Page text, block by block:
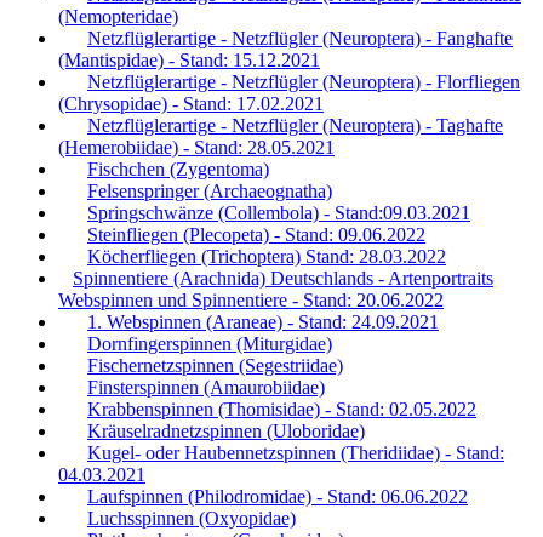
(Nemopteridae)
Netzflüglerartige - Netzflügler (Neuroptera) - Fanghafte
(Mantispidae) - Stand: 15.12.2021
Netzflüglerartige - Netzflügler (Neuroptera) - Florfliegen
(Chrysopidae) - Stand: 17.02.2021
Netzflüglerartige - Netzflügler (Neuroptera) - Taghafte
(Hemerobiidae) - Stand: 28.05.2021
Fischchen (Zygentoma)
Felsenspringer (Archaeognatha)
Springschwänze (Collembola) - Stand:09.03.2021
Steinfliegen (Plecopeta) - Stand: 09.06.2022
Köcherfliegen (Trichoptera) Stand: 28.03.2022
Spinnentiere (Arachnida) Deutschlands - Artenportraits
Webspinnen und Spinnentiere - Stand: 20.06.2022
1. Webspinnen (Araneae) - Stand: 24.09.2021
Dornfingerspinnen (Miturgidae)
Fischernetzspinnen (Segestriidae)
Finsterspinnen (Amaurobiidae)
Krabbenspinnen (Thomisidae) - Stand: 02.05.2022
Kräuselradnetzspinnen (Uloboridae)
Kugel- oder Haubennetzspinnen (Theridiidae) - Stand:
04.03.2021
Laufspinnen (Philodromidae) - Stand: 06.06.2022
Luchsspinnen (Oxyopidae)